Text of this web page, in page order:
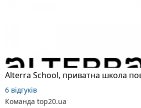
6 відгуків
Команда top20.ua